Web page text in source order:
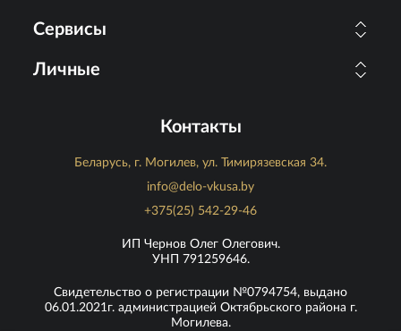
Сервисы
Личные
Контакты
Беларусь, г. Могилев, ул. Тимирязевская 34.
info@delo-vkusa.by
+375(25) 542-29-46
ИП Чернов Олег Олегович.
УНП 791259646.
Свидетельство о регистрации №0794754, выдано
06.01.2021г. администрацией Октябрьского района г.
Могилева.